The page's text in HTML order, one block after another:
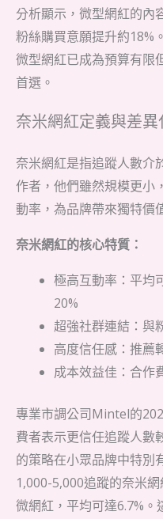
分析顯示，微型網紅的內
粉絲購買意願提升約18%
微型網紅已成為預算有限
首選。
奈米網紅定義與差
奈米網紅是指追蹤人數介
作者，他們雖然規模更小
動率，為品牌帶來獨特價
奈米網紅的核心特質：
極高互動率：平均
20%
超強社群連結：與
高度信任感：推薦
成本效益佳：合作
專業市調公司Mintel的
費者表示更信任追蹤人數
的策略在小眾品牌中特別
1,000-5,000追蹤的奈米
微網紅，平均可達6.7%